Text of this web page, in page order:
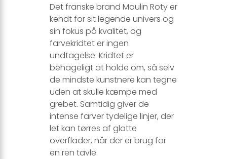
Det franske brand Moulin Roty er
kendt for sit legende univers og
sin fokus på kvalitet, og
farvekridtet er ingen
undtagelse. Kridtet er
behageligt at holde om, så selv
de mindste kunstnere kan tegne
uden at skulle kæmpe med
grebet. Samtidig giver de
intense farver tydelige linjer, der
let kan tørres af glatte
overflader, når der er brug for
en ren tavle.